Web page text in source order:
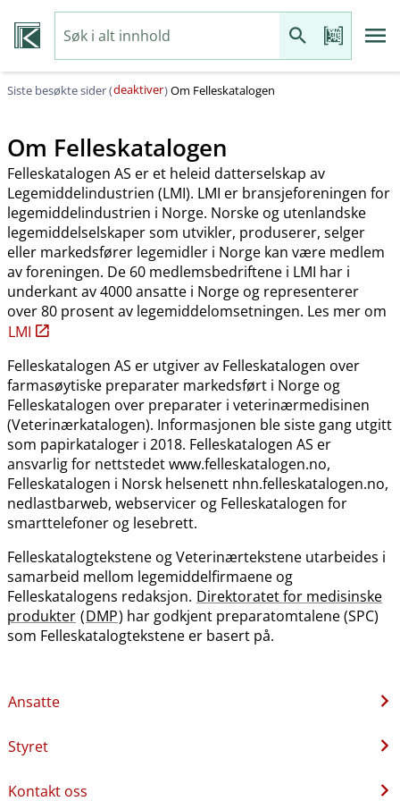
Siste besøkte sider (deaktiver)Om Felleskatalogen
Om Felleskatalogen
Felleskatalogen AS er et heleid datterselskap av
Legemiddelindustrien (LMI). LMI er bransjeforeningen for
legemiddelindustrien i Norge. Norske og utenlandske
legemiddelselskaper som utvikler, produserer, selger
eller markedsfører legemidler i Norge kan være medlem
av foreningen. De 60 medlemsbedriftene i LMI har i
underkant av 4000 ansatte i Norge og representerer
over 80 prosent av legemiddelomsetningen. Les mer om
LMI
Felleskatalogen AS er utgiver av Felleskatalogen over
farmasøytiske preparater markedsført i Norge og
Felleskatalogen over preparater i veterinærmedisinen
(Veterinærkatalogen). Informasjonen ble siste gang utgitt
som papirkataloger i 2018. Felleskatalogen AS er
ansvarlig for nettstedet www.felleskatalogen.no,
Felleskatalogen i Norsk helsenett nhn.felleskatalogen.no,
nedlastbarweb, webservicer og Felleskatalogen for
smarttelefoner og lesebrett.
Felleskatalogtekstene og Veterinærtekstene utarbeides i
samarbeid mellom legemiddelfirmaene og
Felleskatalogens redaksjon. Direktoratet for medisinske
produkter (DMP) har godkjent preparatomtalene (SPC)
som Felleskatalogtekstene er basert på.
Ansatte
Styret
Kontakt oss